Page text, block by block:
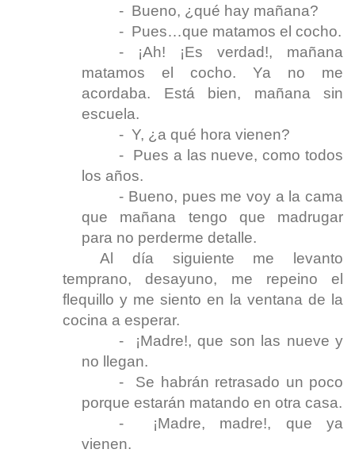
- Bueno, ¿qué hay mañana?
- Pues…que matamos el cocho.
- ¡Ah! ¡Es verdad!, mañana
matamos el cocho. Ya no me
acordaba. Está bien, mañana sin
escuela.
- Y, ¿a qué hora vienen?
- Pues a las nueve, como todos
los años.
- Bueno, pues me voy a la cama
que mañana tengo que madrugar
para no perderme detalle.
Al día siguiente me levanto
temprano, desayuno, me repeino el
flequillo y me siento en la ventana de la
cocina a esperar.
- ¡Madre!, que son las nueve y
no llegan.
- Se habrán retrasado un poco
porque estarán matando en otra casa.
- ¡Madre, madre!, que ya
vienen.